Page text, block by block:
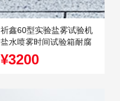
祈鑫60型实验盐雾试验机
盐水喷雾时间试验箱耐腐
蚀酸性老化测试仪
¥3200